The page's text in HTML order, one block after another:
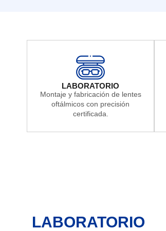
LABORATORIO
Montaje y fabricación de lentes
oftálmicos con precisión
certificada.
LABORATORIO